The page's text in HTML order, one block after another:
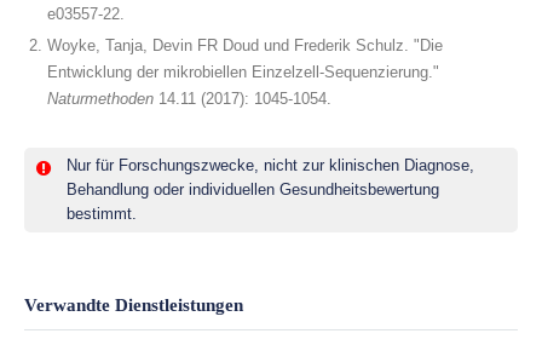
e03557-22.
Woyke, Tanja, Devin FR Doud und Frederik Schulz. "Die
Entwicklung der mikrobiellen Einzelzell-Sequenzierung."
Naturmethoden 14.11 (2017): 1045-1054.
Nur für Forschungszwecke, nicht zur klinischen Diagnose,
Behandlung oder individuellen Gesundheitsbewertung
bestimmt.
Verwandte Dienstleistungen